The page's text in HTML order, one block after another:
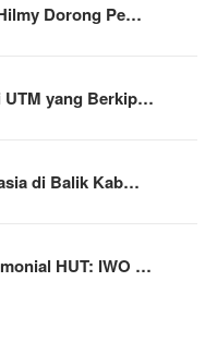
Dorong Pe…
UTM yang Berkip…
di Balik Kab…
HUT: IWO …